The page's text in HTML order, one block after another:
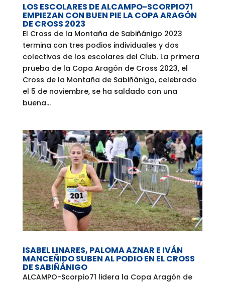
LOS ESCOLARES DE ALCAMPO-SCORPIO71
EMPIEZAN CON BUEN PIE LA COPA ARAGÓN
DE CROSS 2023
El Cross de la Montaña de Sabiñánigo 2023
termina con tres podios individuales y dos
colectivos de los escolares del Club. La primera
prueba de la Copa Aragón de Cross 2023, el
Cross de la Montaña de Sabiñánigo, celebrado
el 5 de noviembre, se ha saldado con una
buena...
ISABEL LINARES, PALOMA AZNAR E IVÁN
MANCEÑIDO SUBEN AL PODIO EN EL CROSS
DE SABIÑÁNIGO
ALCAMPO-Scorpio71 lidera la Copa Aragón de